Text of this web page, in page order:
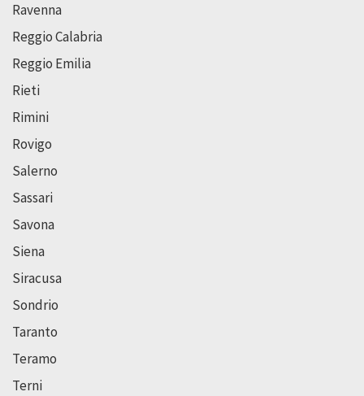
Ravenna
Reggio Calabria
Reggio Emilia
Rieti
Rimini
Rovigo
Salerno
Sassari
Savona
Siena
Siracusa
Sondrio
Taranto
Teramo
Terni